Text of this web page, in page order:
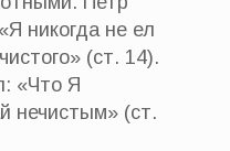
никогда не ел
(ст. 14).
«Что Я
нечистым» (ст.